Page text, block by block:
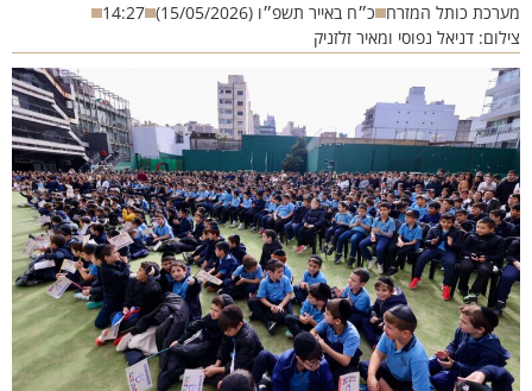
כותל המזרח כ״ח באייר תשפ״ו (15/05/2026)
14:27
דניאל נפוסי ומאיר זלזניק